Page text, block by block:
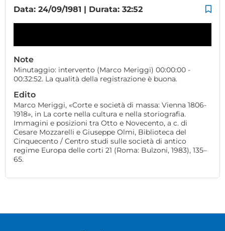
Data: 24/09/1981 | Durata: 32:52
Note
Minutaggio: intervento (Marco Meriggi) 00:00:00 -
00:32:52. La qualità della registrazione è buona.
Edito
Marco Meriggi, «Corte e società di massa: Vienna 1806-
1918», in La corte nella cultura e nella storiografia.
Immagini e posizioni tra Otto e Novecento, a c. di
Cesare Mozzarelli e Giuseppe Olmi, Biblioteca del
Cinquecento / Centro studi sulle società di antico
regime Europa delle corti 21 (Roma: Bulzoni, 1983), 135–
65.